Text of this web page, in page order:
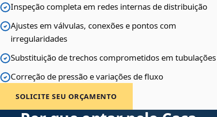
Inspeção completa em redes internas de distribuição
Ajustes em válvulas, conexões e pontos com
irregularidades
Substituição de trechos comprometidos em tubulações
Correção de pressão e variações de fluxo
SOLICITE SEU ORÇAMENTO